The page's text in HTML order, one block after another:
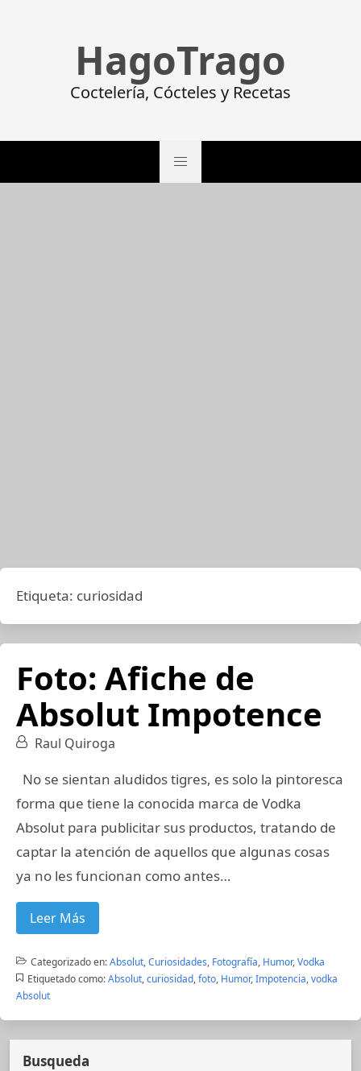
HagoTrago
Coctelería, Cócteles y Recetas
Etiqueta: curiosidad
Foto: Afiche de
Absolut Impotence
Raul Quiroga
No se sientan aludidos tigres, es solo la pintoresca
forma que tiene la conocida marca de Vodka
Absolut para publicitar sus productos, tratando de
captar la atención de aquellos que algunas cosas
ya no les funcionan como antes…
Leer Más
Categorizado en:Absolut,Curiosidades, Fotografía, Humor,Vodka
Etiquetado como: Absolut,curiosidad,foto, Humor,Impotencia,vodka
Absolut
Busqueda